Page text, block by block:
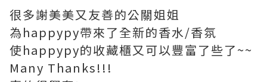
很多謝美美又友善的公關姐姐
為happypy帶來了全新的香水/香氛
使happypy的收藏櫃又可以豐富了些了~~
Many Thanks!!!